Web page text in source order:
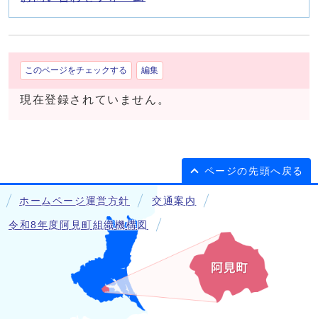
このページをチェックする 編集
現在登録されていません。
ページの先頭へ戻る
ホームページ運営方針 交通案内
令和8年度阿見町組織機構図